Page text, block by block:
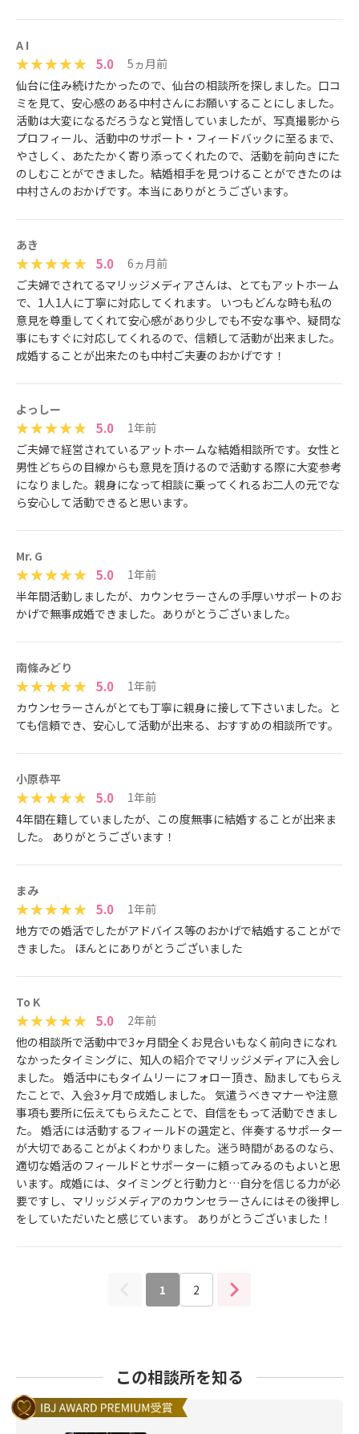
A I
5.0
5ヵ月前
仙台に住み続けたかったので、仙台の相談所を探しました。口コ
ミを見て、安心感のある中村さんにお願いすることにしました。
活動は大変になるだろうなと覚悟していましたが、写真撮影から
プロフィール、活動中のサポート・フィードバックに至るまで、
やさしく、あたたかく寄り添ってくれたので、活動を前向きにた
のしむことができました。結婚相手を見つけることができたのは
中村さんのおかげです。本当にありがとうございます。
あき
5.0
6ヵ月前
ご夫婦でされてるマリッジメディアさんは、とてもアットホーム
で、1人1人に丁寧に対応してくれます。 いつもどんな時も私の
意見を尊重してくれて安心感があり少しでも不安な事や、疑問な
事にもすぐに対応してくれるので、信頼して活動が出来ました。
成婚することが出来たのも中村ご夫妻のおかげです！
よっしー
5.0
1年前
ご夫婦で経営されているアットホームな結婚相談所です。女性と
男性どちらの目線からも意見を頂けるので活動する際に大変参考
になりました。親身になって相談に乗ってくれるお二人の元でな
ら安心して活動できると思います。
Mr. G
5.0
1年前
半年間活動しましたが、カウンセラーさんの手厚いサポートのお
かげで無事成婚できました。ありがとうございました。
南條みどり
5.0
1年前
カウンセラーさんがとても丁寧に親身に接して下さいました。と
ても信頼でき、安心して活動が出来る、おすすめの相談所です。
小原恭平
5.0
1年前
4年間在籍していましたが、この度無事に結婚することが出来ま
した。 ありがとうございます！
まみ
5.0
1年前
地方での婚活でしたがアドバイス等のおかげで結婚することがで
きました。 ほんとにありがとうございました
To K
5.0
2年前
他の相談所で活動中で3ヶ月間全くお見合いもなく前向きになれ
なかったタイミングに、知人の紹介でマリッジメディアに入会し
ました。 婚活中にもタイムリーにフォロー頂き、励ましてもらえ
たことで、入会3ヶ月で成婚しました。 気遣うべきマナーや注意
事項も要所に伝えてもらえたことで、自信をもって活動できまし
た。 婚活には活動するフィールドの選定と、伴奏するサポーター
が大切であることがよくわかりました。迷う時間があるのなら、
適切な婚活のフィールドとサポーターに頼ってみるのもよいと思
います。成婚には、タイミングと行動力と…自分を信じる力が必
要ですし、マリッジメディアのカウンセラーさんにはその後押し
をしていただいたと感じています。 ありがとうございました！
1 2
この相談所を知る